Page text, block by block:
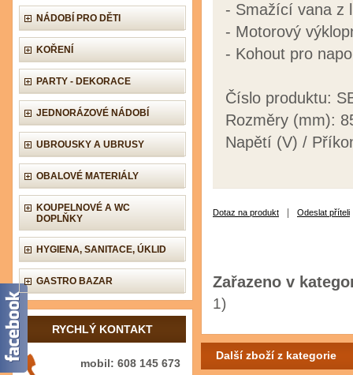
NÁDOBÍ PRO DĚTI
KOŘENÍ
PARTY - DEKORACE
JEDNORÁZOVÉ NÁDOBÍ
UBROUSKY A UBRUSY
OBALOVÉ MATERIÁLY
KOUPELNOVÉ A WC
DOPLŇKY
HYGIENA, SANITACE, ÚKLID
GASTRO BAZAR
RYCHLÝ KONTAKT
mobil: 608 145 673
- Smažící vana z
- Motorový
- Kohout pro
Číslo produktu:
Rozměry (mm):
Napětí (V) /
Dotaz na produkt Odeslat příteli
Zařazeno v
1)
Další zboží z kategorie